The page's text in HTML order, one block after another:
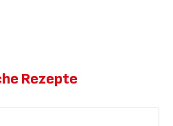
Rezepte